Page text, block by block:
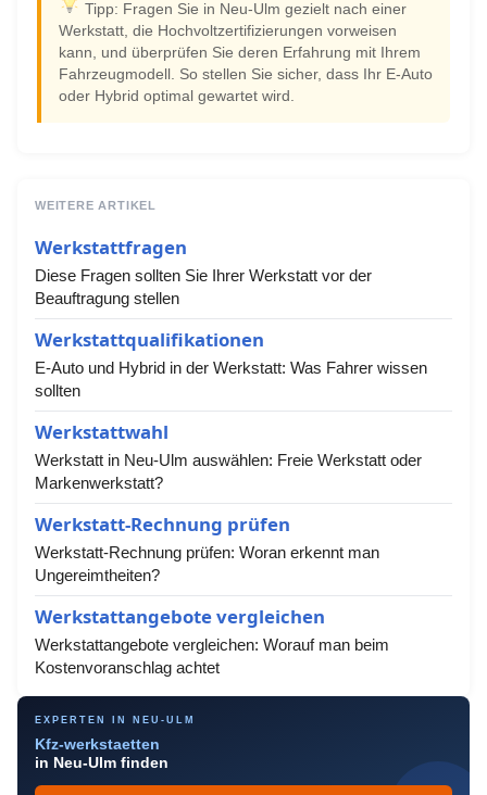
Tipp: Fragen Sie in Neu-Ulm gezielt nach einer
Werkstatt, die Hochvoltzertifizierungen vorweisen
kann, und überprüfen Sie deren Erfahrung mit Ihrem
Fahrzeugmodell. So stellen Sie sicher, dass Ihr E-Auto
oder Hybrid optimal gewartet wird.
WEITERE ARTIKEL
Werkstattfragen
Diese Fragen sollten Sie Ihrer Werkstatt vor der
Beauftragung stellen
Werkstattqualifikationen
E-Auto und Hybrid in der Werkstatt: Was Fahrer wissen
sollten
Werkstattwahl
Werkstatt in Neu-Ulm auswählen: Freie Werkstatt oder
Markenwerkstatt?
Werkstatt-Rechnung prüfen
Werkstatt-Rechnung prüfen: Woran erkennt man
Ungereimtheiten?
Werkstattangebote vergleichen
Werkstattangebote vergleichen: Worauf man beim
Kostenvoranschlag achtet
EXPERTEN IN NEU-ULM
Kfz-werkstaetten
in Neu-Ulm finden